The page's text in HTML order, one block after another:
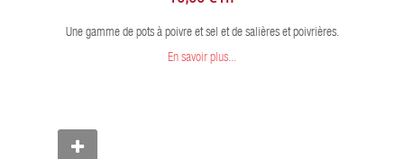
Une gamme de pots à poivre et sel et de salières et poivrières.
En savoir plus...